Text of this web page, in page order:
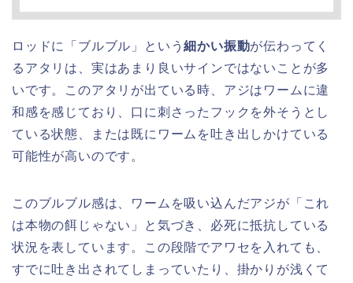
ロッドに「ブルブル」という細かい振動が伝わってく
るアタリは、実はあまり良いサインではないことが多
いです。このアタリが出ている時、アジはワームに違
和感を感じており、口に刺さったフックを外そうとし
ている状態、または既にワームを吐き出しかけている
可能性が高いのです。
このブルブル感は、ワームを吸い込んだアジが「これ
は本物の餌じゃない」と気づき、必死に抵抗している
状況を表しています。この段階でアワセを入れても、
すでに吐き出されてしまっていたり、掛かりが浅くて